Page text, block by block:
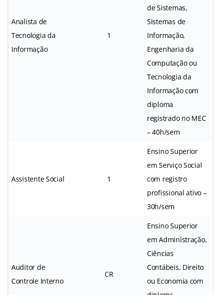
Analista de
Tecnologia da
Informação
1
de Sistemas,
Sistemas de
Informação,
Engenharia da
Computação ou
Tecnologia da
Informação com
diploma
registrado no MEC
– 40h/sem
Assistente Social 1
Ensino Superior
em Serviço Social
com registro
profissional ativo –
30h/sem
Auditor de
Controle Interno
CR
Ensino Superior
em Administração,
Ciências
Contábeis, Direito
ou Economia com